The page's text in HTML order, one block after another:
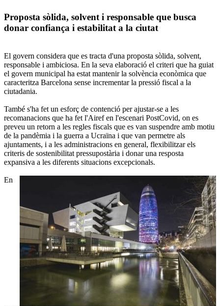
Proposta sòlida, solvent i responsable que busca
donar confiança i estabilitat a la ciutat
El govern considera que es tracta d'una proposta sòlida, solvent,
responsable i ambiciosa. En la seva elaboració el criteri que ha guiat
el govern municipal ha estat mantenir la solvència econòmica que
caracteritza Barcelona sense incrementar la pressió fiscal a la
ciutadania.
També s'ha fet un esforç de contenció per ajustar-se a les
recomanacions que ha fet l'Airef en l'escenari PostCovid, on es
preveu un retorn a les regles fiscals que es van suspendre amb motiu
de la pandèmia i la guerra a Ucraïna i que van permetre als
ajuntaments, i a les administracions en general, flexibilitzar els
criteris de sostenibilitat pressupostària i donar una resposta
expansiva a les diferents situacions excepcionals.
En